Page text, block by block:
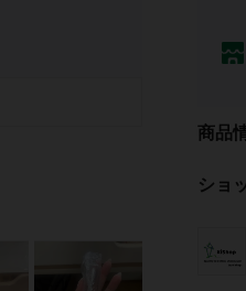
商品
ショ